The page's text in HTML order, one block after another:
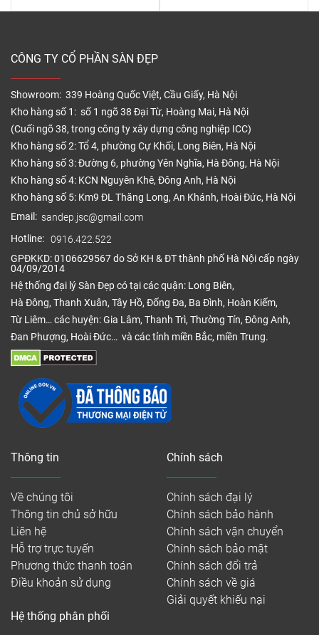
CÔNG TY CỔ PHẦN SÀN ĐẸP
Showroom: 339 Hoàng Quốc Việt, Cầu Giấy, Hà Nội
Kho hàng số 1: số 1 ngõ 38 Đại Từ, Hoàng Mai, Hà Nội
(Cuối ngõ 38, trong công ty xây dựng công nghiệp ICC)
Kho hàng số 2: Tổ 4, phường Cự Khối, Long Biên, Hà Nội
Kho hàng số 3: Đường 6, phường Yên Nghĩa, Hà Đông, Hà Nội
Kho hàng số 4: KCN Nguyên Khê, Đông Anh, Hà Nội
Kho hàng số 5: Km9 ĐL Thăng Long, An Khánh, Hoài Đức, Hà Nội
Email: sandep.jsc@gmail.com
Hotline: 0916.422.522
GPĐKKD: 0106629567 do Sở KH & ĐT thành phố Hà Nội cấp ngày
04/09/2014
Hệ thống đại lý Sàn Đẹp có tại các quận: Long Biên,
Hà Đông, Thanh Xuân, Tây Hồ, Đống Đa, Ba Đình, Hoàn Kiếm,
Từ Liêm… các huyện: Gia Lâm, Thanh Trì, Thường Tín, Đông Anh,
Đan Phượng, Hoài Đức… và các tỉnh miền Bắc, miền Trung.
Thông tin
Về chúng tôi
Thông tin chủ sở hữu
Liên hệ
Hỗ trợ trực tuyến
Phương thức thanh toán
Điều khoản sử dụng
Chính sách
Chính sách đại lý
Chính sách bảo hành
Chính sách vận chuyển
Chính sách bảo mật
Chính sách đổi trả
Chính sách về giá
Giải quyết khiếu nại
Hệ thống phân phối